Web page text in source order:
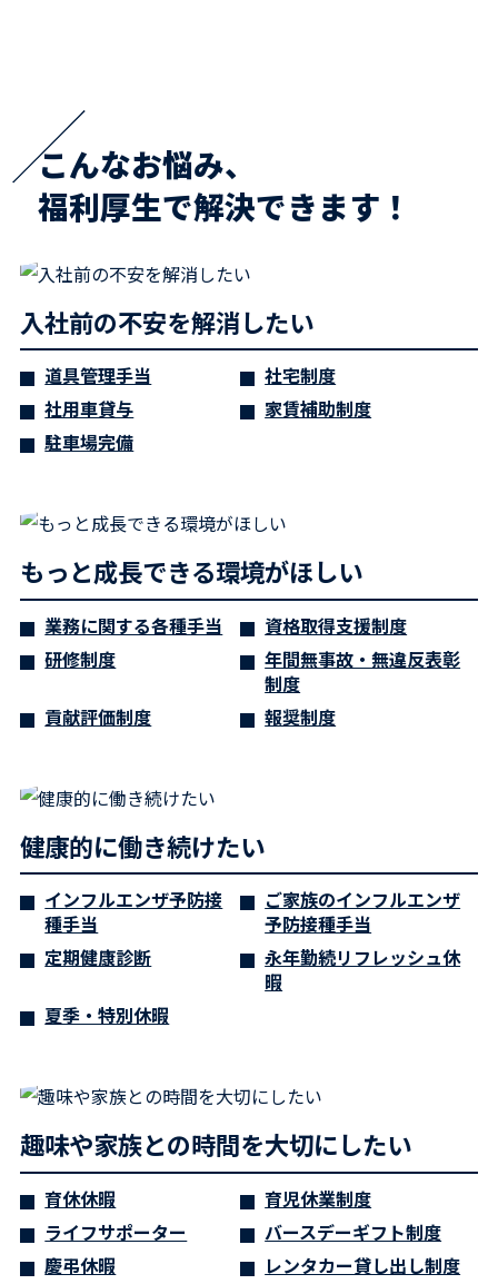
こんなお悩み、
福利厚生で解決できます！
入社前の不安を解消したい
道具管理手当
社宅制度
社用車貸与
家賃補助制度
駐車場完備
もっと成長できる環境がほしい
業務に関する各種手当
資格取得支援制度
研修制度
年間無事故・無違反表彰
制度
貢献評価制度
報奨制度
健康的に働き続けたい
インフルエンザ予防接
種手当
ご家族のインフルエンザ
予防接種手当
定期健康診断
永年勤続リフレッシュ休
暇
夏季・特別休暇
趣味や家族との時間を大切にしたい
育休休暇
育児休業制度
ライフサポーター
バースデーギフト制度
慶弔休暇
レンタカー貸し出し制度